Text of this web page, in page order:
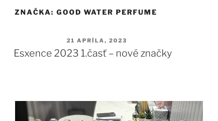
ZNAČKA: GOOD WATER PERFUME
21 APRÍLA, 2023
Esxence 2023 1.časť – nové značky